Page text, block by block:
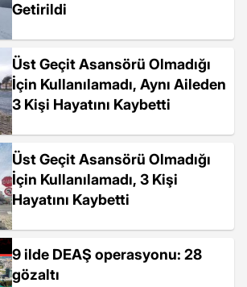
Getirildi
Üst Geçit Asansörü Olmadığı
İçin Kullanılamadı, Aynı Aileden
3 Kişi Hayatını Kaybetti
Üst Geçit Asansörü Olmadığı
İçin Kullanılamadı, 3 Kişi
Hayatını Kaybetti
9 ilde DEAŞ operasyonu: 28
gözaltı